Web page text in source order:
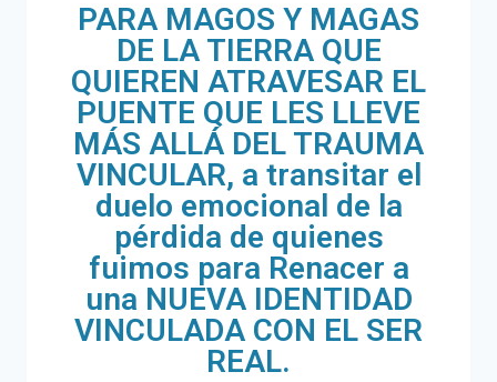
PARA MAGOS Y MAGAS
DE LA TIERRA QUE
QUIEREN ATRAVESAR EL
PUENTE QUE LES LLEVE
MÁS ALLÁ DEL TRAUMA
VINCULAR, a transitar el
duelo emocional de la
pérdida de quienes
fuimos para Renacer a
una NUEVA IDENTIDAD
VINCULADA CON EL SER
REAL.